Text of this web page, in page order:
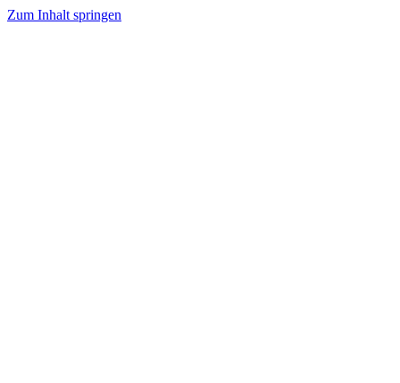
Zum Inhalt springen